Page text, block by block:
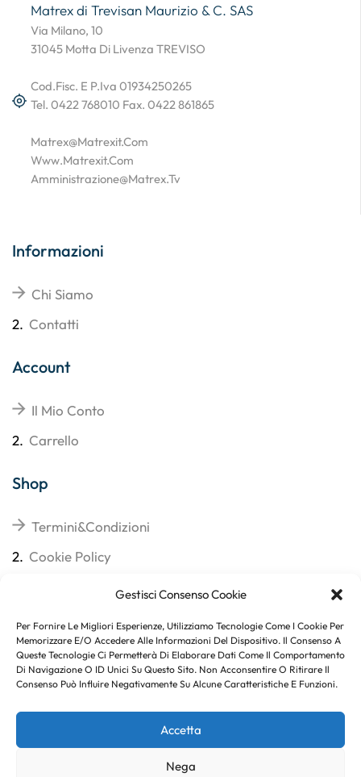
Gestisci Consenso Cookie
Per Fornire Le Migliori Esperienze, Utilizziamo Tecnologie Come I Cookie Per
Memorizzare E/o Accedere Alle Informazioni Del Dispositivo. Il Consenso A
Queste Tecnologie Ci Permetterà Di Elaborare Dati Come Il Comportamento
Di Navigazione O ID Unici Su Questo Sito. Non Acconsentire O Ritirare Il
Consenso Può Influire Negativamente Su Alcune Caratteristiche E Funzioni.
Accetta
Nega
Matrex di Trevisan Maurizio & C. SAS
Via Milano, 10
31045 Motta Di Livenza TREVISO
Cod.Fisc. E P.Iva 01934250265
Tel. 0422 768010 Fax. 0422 861865
Matrex@matrexit.com
Www.matrexit.com
Amministrazione@matrex.tv
Informazioni
Chi Siamo
2. Contatti
Account
Il Mio Conto
2. Carrello
Shop
Termini&Condizioni
2. Cookie Policy